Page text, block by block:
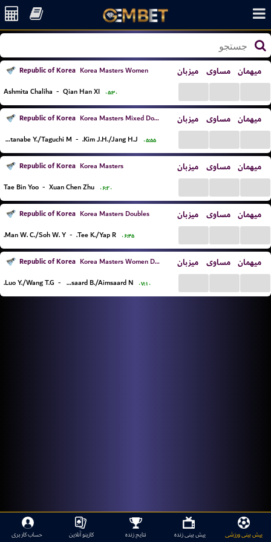
Republic of Korea Korea Masters Women میزبان مساوی میهمان
Ashmita Chaliha - Qian Han XI ۰۵:۳۰
Republic of Korea Korea Masters Mixed Doubles میزبان مساوی میهمان
Watanabe Y./Taguchi M. - Kim J.H./Jang H.J. ۰۵:۵۵
Republic of Korea Korea Masters میزبان مساوی میهمان
Tae Bin Yoo - Xuan Chen Zhu ۰۶:۲۰
Republic of Korea Korea Masters Doubles میزبان مساوی میهمان
Man W. C./Soh W. Y. - Tee K./Yap R. ۰۶:۴۵
Republic of Korea Korea Masters Women Doubles میزبان مساوی میهمان
Luo Y./Wang T.G. - Aimsaard B./Aimsaard N. ۰۷:۱۰
پیش بینی ورزشی پیش بینی زنده نتایج زنده کازینو آنلاین حساب کاربری